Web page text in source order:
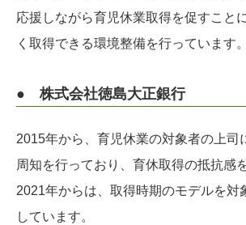
応援しながら育児休業取得を促すこと
く取得できる環境整備を行っています。
● 株式会社徳島大正銀行
2015年から、育児休業の対象者の上司
周知を行っており、育休取得の抵抗感
2021年からは、取得時期のモデルを対
しています。